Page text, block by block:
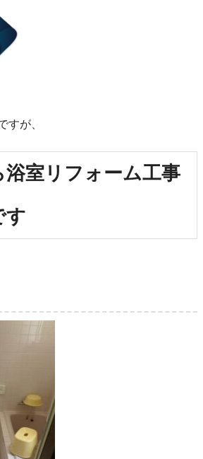
すが、
浴室リフォーム工事
す